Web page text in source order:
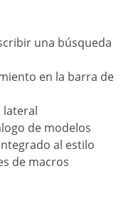
una búsqueda
en la barra de
lateral
de modelos
al estilo
de macros